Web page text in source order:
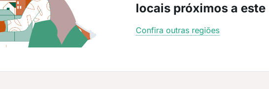
locais próximos a este
Confira outras regiões